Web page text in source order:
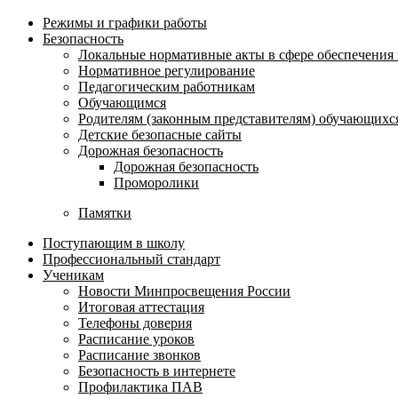
Режимы и графики работы
Безопасность
Локальные нормативные акты в сфере
Нормативное регулирование
Педагогическим работникам
Обучающимся
Родителям (законным представителям)
Детские безопасные сайты
Дорожная безопасность
Дорожная безопасность
Проморолики
Памятки
Поступающим в школу
Профессиональный стандарт
Ученикам
Новости Минпросвещения России
Итоговая аттестация
Телефоны доверия
Расписание уроков
Расписание звонков
Безопасность в интернете
Профилактика ПАВ